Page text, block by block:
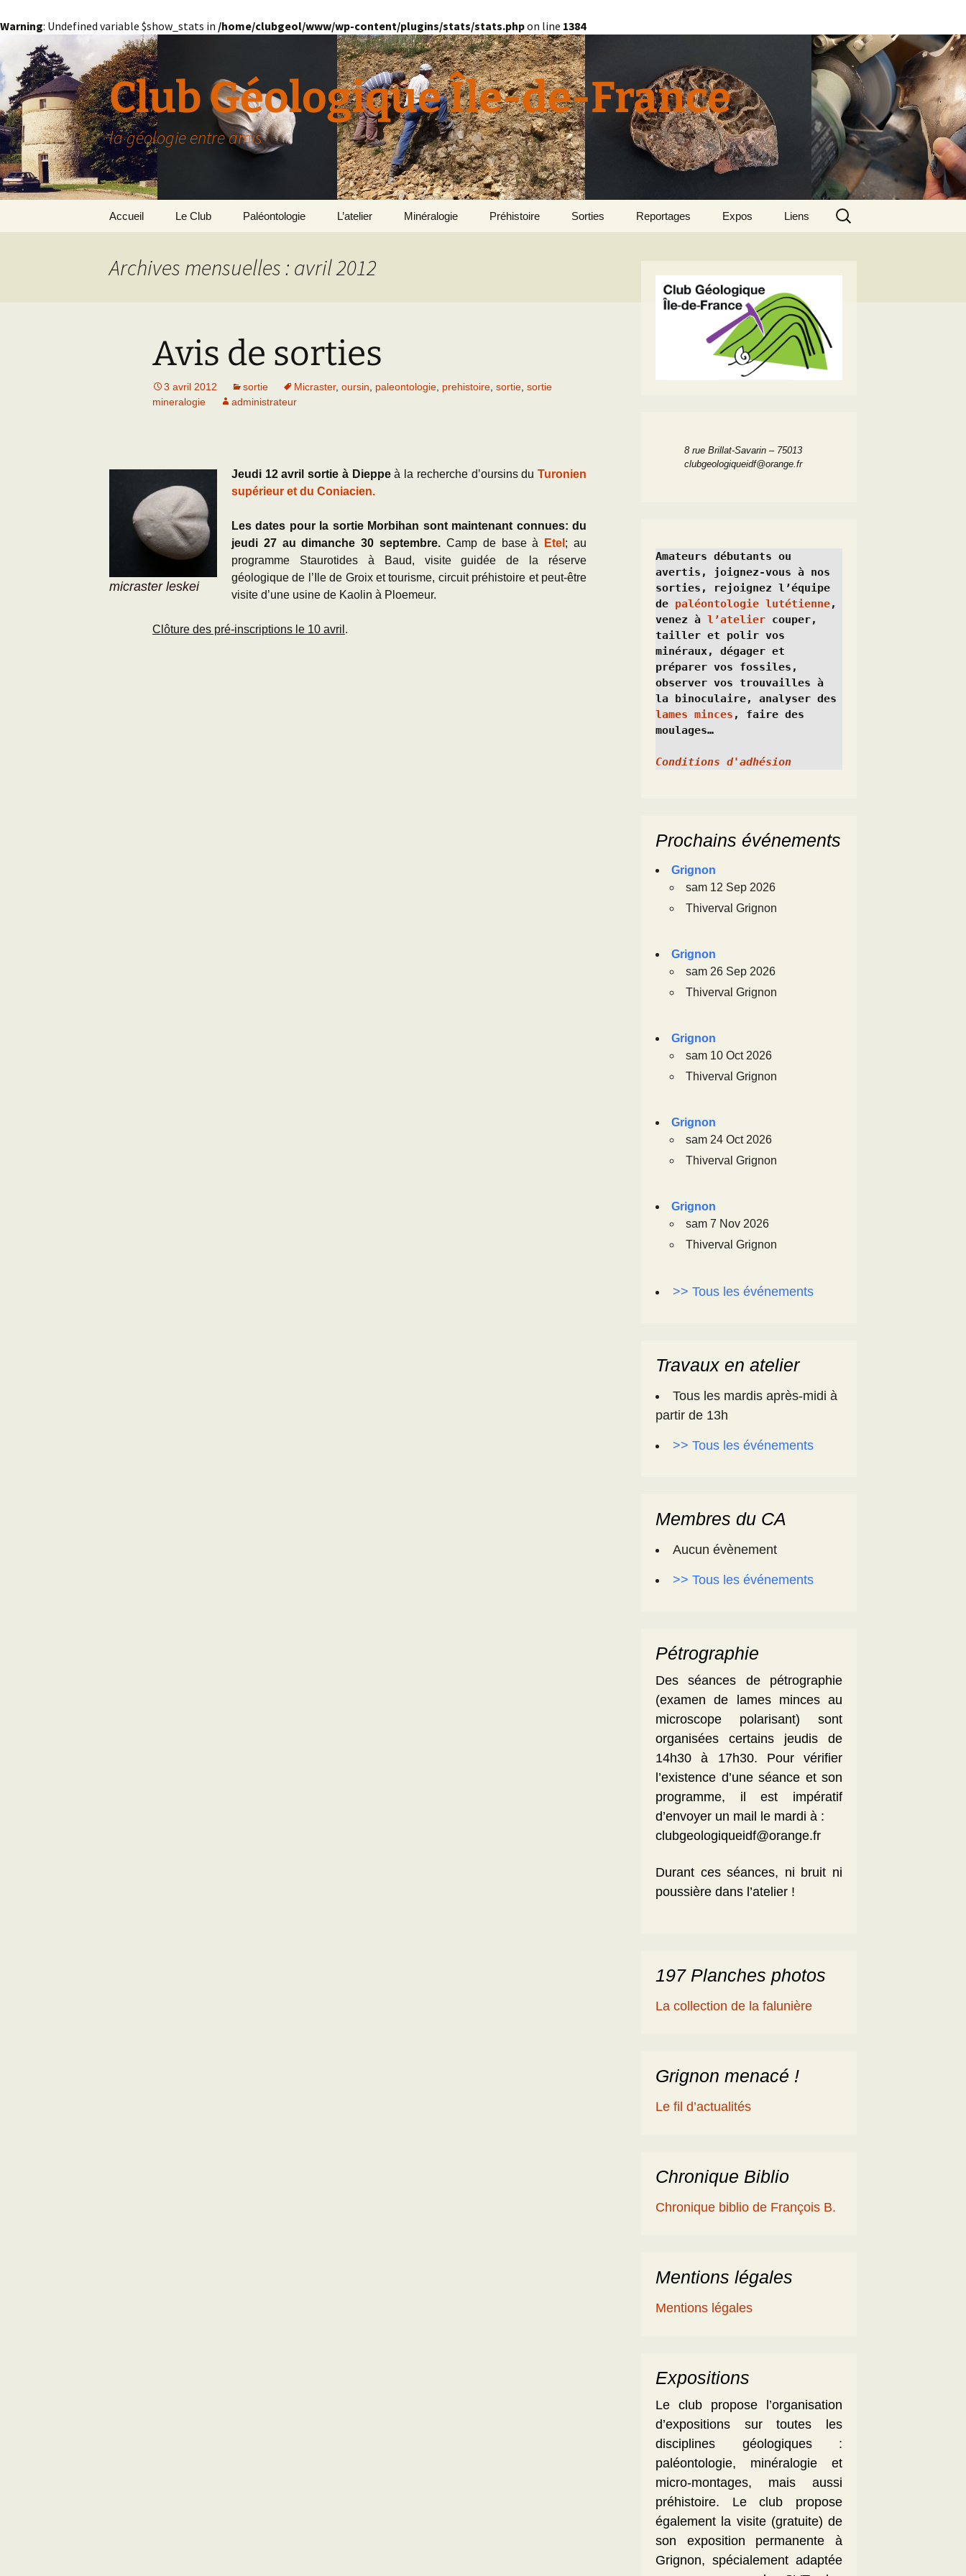
Warning: Undefined variable $show_stats in /home/clubgeol/www/wp-content/plugins/stats/stats.phpon line 1384
au
contenu
Club Géologique Île-de-France
la géologie entre amis
Accueil Le Club
Adhésion
restreint)
Paléontologie
parisien
marine
fossiles de l’Eocène du
BP
La Falunière de Grignon
et Galerie de Photos
Grignon menacé !!
Les Travaux de l’Equipe
Paléo
L’atelier Minéralogie Préhistoire Sorties Reportages Expos Liens
Rechercher :
Archives mensuelles : avril 2012
Avis de sorties
3 avril 2012 sortie Micraster, oursin paleontologie prehistoire sortie sortie
mineralogie
administrateur
micraster leskei
Jeudi 12 avril sortie à Dieppeà la recherche d’oursins duTuronien
supérieur et du Coniacien.
Les dates pour la sortie Morbihan sont maintenant connues: du
jeudi 27 au dimanche 30 septembre. Camp de base à Etel ; au
programme Staurotides à Baud, visite guidée de la réserve
géologique de l’Ile de Groix et tourisme, circuit préhistoire et peut-être
visite d’une usine de Kaolin à Ploemeur.
Clôture des pré-inscriptions le 10 avril .
8 rue Brillat-Savarin – 75013
clubgeologiqueidf@orange.fr
Amateurs débutants ou
avertis, joignez-vous à nos
sorties, rejoignez l’équipe
de paléontologie lutétienne,
venez à l’atelier couper,
tailler et polir vos
minéraux, dégager et
préparer vos fossiles,
observer vos trouvailles à
lames minces , faire des
moulages…
Conditions d'adhésion
Prochains événements
Grignon
sam 12 Sep 2026
Thiverval Grignon
Grignon
sam 26 Sep 2026
Thiverval Grignon
Grignon
sam 10 Oct 2026
Thiverval Grignon
Grignon
sam 24 Oct 2026
Thiverval Grignon
Grignon
sam 7 Nov 2026
Thiverval Grignon
>> Tous les événements
Travaux en atelier
Tous les mardis après-midi à
partir de 13h
>> Tous les événements
Membres du CA
Aucun évènement
>> Tous les événements
Pétrographie
Des séances de pétrographie
(examen de lames minces au
microscope polarisant) sont
organisées certains jeudis de
14h30 à 17h30. Pour vérifier
l’existence d’une séance et son
programme, il est impératif
d’envoyer un mail le mardi à :
clubgeologiqueidf@orange.fr
Durant ces séances, ni bruit ni
poussière dans l’atelier !
197 Planches photos
La collection de la falunière
Grignon menacé !
Le fil d’actualités
Chronique Biblio
Chronique biblio de François B.
Mentions légales
Mentions légales
Expositions
Le club propose l’organisation
d’expositions sur toutes les
disciplines géologiques :
paléontologie, minéralogie et
micro-montages, mais aussi
préhistoire. Le club propose
également la visite (gratuite) de
son exposition permanente à
Grignon, spécialement adaptée